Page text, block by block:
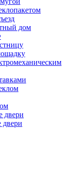
дом
двери
двери